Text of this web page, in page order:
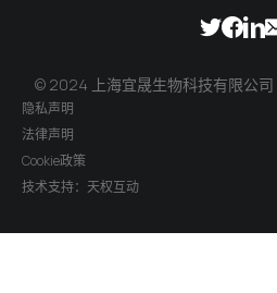
© 2024 上海宜晟生物科技有限公司
隐私声明
法律声明
Cookie政策
技术支持：天权互动